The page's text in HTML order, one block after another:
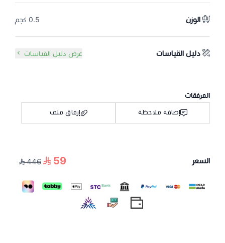
الوزن 0.5 كجم
دليل القياسات عرض دليل القياسات
المرفقات
إضافة ملاحظة إرفاق ملف
السعر 59
446